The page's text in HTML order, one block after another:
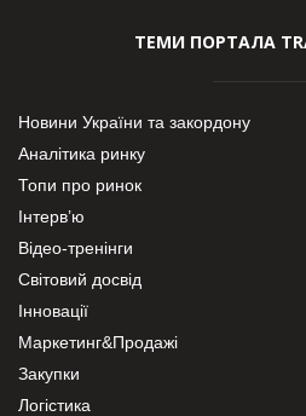
ТЕМИ ПОРТАЛА
Новини України та закордону
Аналітика ринку
Топи про ринок
Інтерв’ю
Відео-тренінги
Світовий досвід
Інновації
Маркетинг&Продажі
Закупки
Логістика